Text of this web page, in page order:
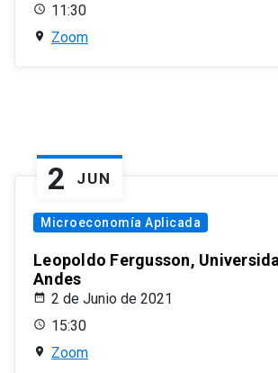
11:30
Zoom
2 JUN
Microeconomía Aplicada
Leopoldo Fergusson,
Andes
2 de Junio de 2021
15:30
Zoom